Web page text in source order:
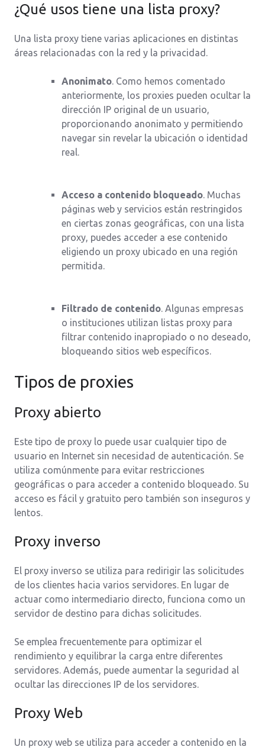
¿Qué usos tiene una lista proxy?
Una lista proxy tiene varias aplicaciones en distintas
áreas relacionadas con la red y la privacidad.
Anonimato. Como hemos comentado
anteriormente, los proxies pueden ocultar la
dirección IP original de un usuario,
proporcionando anonimato y permitiendo
navegar sin revelar la ubicación o identidad
real.
Acceso a contenido bloqueado. Muchas
páginas web y servicios están restringidos
en ciertas zonas geográficas, con una lista
proxy, puedes acceder a ese contenido
eligiendo un proxy ubicado en una región
permitida.
Filtrado de contenido. Algunas empresas
o instituciones utilizan listas proxy para
filtrar contenido inapropiado o no deseado,
bloqueando sitios web específicos.
Tipos de proxies
Proxy abierto
Este tipo de proxy lo puede usar cualquier tipo de
usuario en Internet sin necesidad de autenticación. Se
utiliza comúnmente para evitar restricciones
geográficas o para acceder a contenido bloqueado. Su
acceso es fácil y gratuito pero también son inseguros y
lentos.
Proxy inverso
El proxy inverso se utiliza para redirigir las solicitudes
de los clientes hacia varios servidores. En lugar de
actuar como intermediario directo, funciona como un
servidor de destino para dichas solicitudes.
Se emplea frecuentemente para optimizar el
rendimiento y equilibrar la carga entre diferentes
servidores. Además, puede aumentar la seguridad al
ocultar las direcciones IP de los servidores.
Proxy Web
Un proxy web se utiliza para acceder a contenido en la